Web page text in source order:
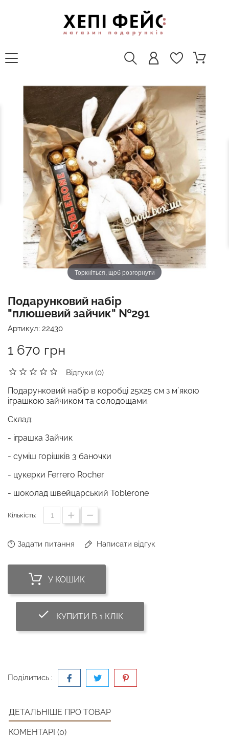
Торкніться, щоб розгорнути
Подарунковий набір
"плюшевий зайчик" №291
Артикул: 22430
1 670 грн
Відгуки (0)
Подарунковий набір в коробці 25х25 см з мʼякою
іграшкою зайчиком та солодощами.
Склад:
- іграшка Зайчик
- суміш горішків 3 баночки
- цукерки Ferrero Rocher
- шоколад швейцарський Toblerone
Кількість:
Задати питання Написати відгук
У КОШИК
done_outline
КУПИТИ В 1 КЛІК
Поділитись :
ДЕТАЛЬНІШЕ ПРО ТОВАР
КОМЕНТАРІ (0)